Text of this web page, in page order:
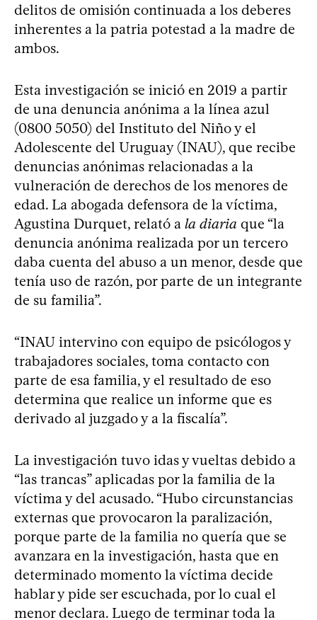
delitos de omisión continuada a los deberes
inherentes a la patria potestad a la madre de
ambos.
Esta investigación se inició en 2019 a partir
de una denuncia anónima a la línea azul
(0800 5050) del Instituto del Niño y el
Adolescente del Uruguay (INAU), que recibe
denuncias anónimas relacionadas a la
vulneración de derechos de los menores de
edad. La abogada defensora de la víctima,
Agustina Durquet, relató a la diaria que “la
denuncia anónima realizada por un tercero
daba cuenta del abuso a un menor, desde que
tenía uso de razón, por parte de un integrante
de su familia”.
“INAU intervino con equipo de psicólogos y
trabajadores sociales, toma contacto con
parte de esa familia, y el resultado de eso
determina que realice un informe que es
derivado al juzgado y a la fiscalía”.
La investigación tuvo idas y vueltas debido a
“las trancas” aplicadas por la familia de la
víctima y del acusado. “Hubo circunstancias
externas que provocaron la paralización,
porque parte de la familia no quería que se
avanzara en la investigación, hasta que en
determinado momento la víctima decide
hablar y pide ser escuchada, por lo cual el
menor declara. Luego de terminar toda la